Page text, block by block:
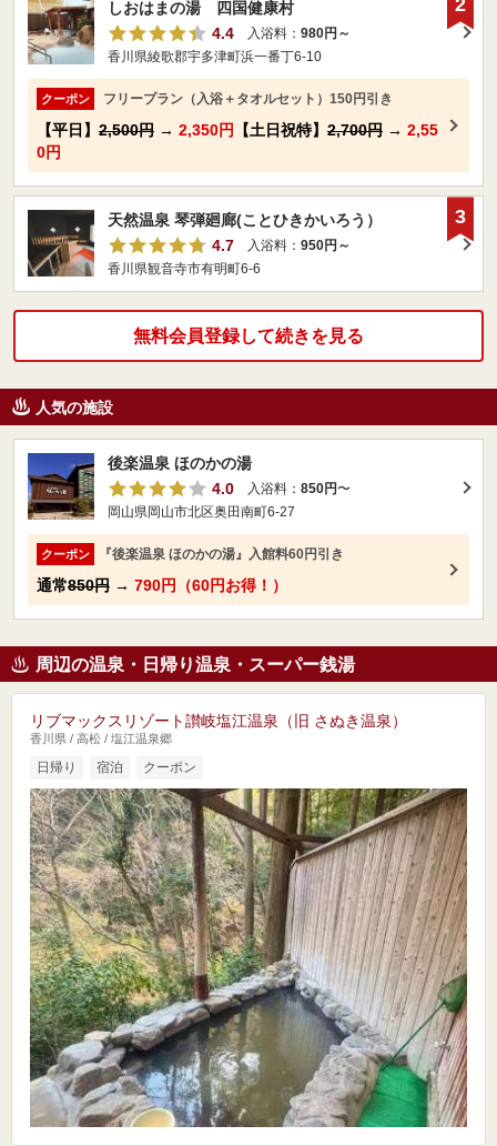
しおはまの湯 四国健康村
4.4
入浴料： 980円～
香川県綾歌郡宇多津町浜一番丁6-10
クーポン フリープラン（入浴＋タオルセット）150円引き
【平日】 2,500円 → 2,350円 【土日祝特】 2,700円 → 2,55
0円
2
天然温泉 琴弾廻廊(ことひきかいろう）
4.7
入浴料： 950円～
香川県観音寺市有明町6-6
3
無料会員登録して続きを見る
人気の施設
後楽温泉 ほのかの湯
4.0
入浴料： 850円〜
岡山県岡山市北区奥田南町6-27
クーポン 『後楽温泉 ほのかの湯』入館料60円引き
通常850円 → 790円（60円お得！）
周辺の温泉・日帰り温泉・スーパー銭湯
リブマックスリゾート讃岐塩江温泉（旧 さぬき温泉）
香川県 / 高松 / 塩江温泉郷
日帰り 宿泊 クーポン